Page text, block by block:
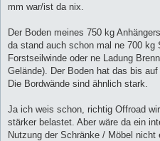
mm war/ist da nix.
Der Boden meines 750 kg
da stand auch schon mal ne 700 kg
Forstseilwinde oder ne Ladung
Gelände). Der Boden hat das bis
Die Bordwände sind ähnlich stark.
Ja ich weis schon, richtig Offroad
stärker belastet. Aber wäre da ein
Nutzung der Schränke / Möbel